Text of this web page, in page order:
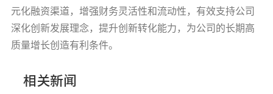
元化融资渠道，增强财务灵活性和流动性，有效支持公司
深化创新发展理念，提升创新转化能力，为公司的长期高
质量增长创造有利条件。
相关新闻